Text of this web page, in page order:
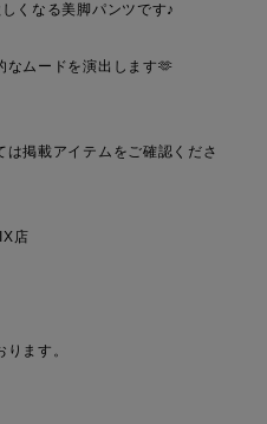
くなる美脚パンツです♪
なムードを演出します🫶
掲載アイテムをご確認くださ
店
ます。